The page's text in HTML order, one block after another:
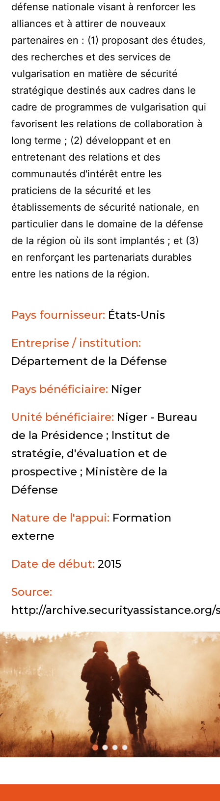
défense nationale visant à renforcer les
alliances et à attirer de nouveaux
partenaires en : (1) proposant des études,
des recherches et des services de
vulgarisation en matière de sécurité
stratégique destinés aux cadres dans le
cadre de programmes de vulgarisation qui
favorisent les relations de collaboration à
long terme ; (2) développant et en
entretenant des relations et des
communautés d'intérêt entre les
praticiens de la sécurité et les
établissements de sécurité nationale, en
particulier dans le domaine de la défense
de la région où ils sont implantés ; et (3)
en renforçant les partenariats durables
entre les nations de la région.
Pays fournisseur: États-Unis
Entreprise / institution:
Département de la Défense
Pays bénéficiaire: Niger
Unité bénéficiaire: Niger - Bureau
de la Présidence ; Institut de
stratégie, d'évaluation et de
prospective ; Ministère de la
Défense
Nature de l'appui: Formation
externe
Date de début:2015
Source:
http://archive.securityassistance.org/